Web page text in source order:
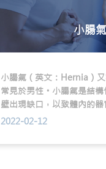
小腸
小腸氣（英文：Hernia）又
常見於男性。小腸氣是結
壁出現缺口，以致體內的器
腸臟）從腹壁組織的缺口突
氣、臍疝氣及股疝氣。
2022-02-12